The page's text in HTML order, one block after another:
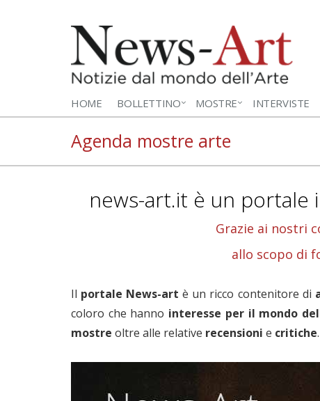
HOME BOLLETTINO MOSTRE INTERVISTE
Agenda mostre arte
news-art.it è un
Grazie ai nostri
allo scopo di
Il portale News-art è un ricco contenitore di
coloro che hanno interesse per il mondo
mostre oltre alle relative recensioni e critiche.